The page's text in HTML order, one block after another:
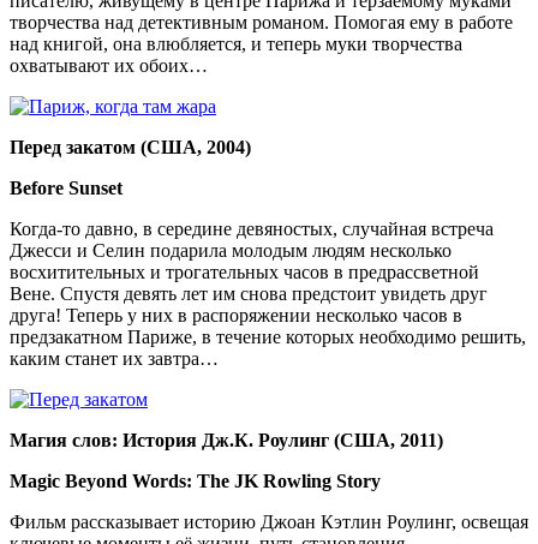
творчества над детективным романом. Помогая ему в работе
над книгой, она влюбляется, и теперь муки творчества
охватывают их обоих…
Перед закатом (США, 2004)
Before Sunset
Когда-то давно, в середине девяностых, случайная встреча
Джесси и Селин подарила молодым людям несколько
восхитительных и трогательных часов в предрассветной
Вене. Спустя девять лет им снова предстоит увидеть друг
друга! Теперь у них в распоряжении несколько часов в
предзакатном Париже, в течение которых необходимо решить,
каким станет их завтра…
Магия слов: История Дж.К. Роулинг (США, 2011)
Magic Beyond Words: The JK Rowling Story
Фильм рассказывает историю Джоан Кэтлин Роулинг, освещая